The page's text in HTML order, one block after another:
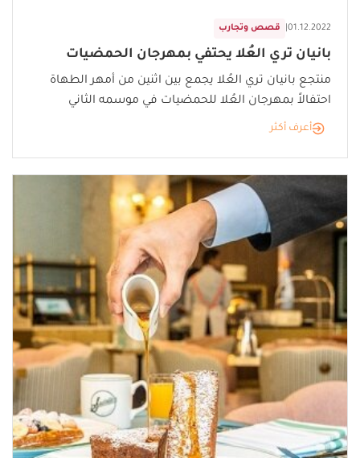
قصص وتجارب 01.12.2022
بانيان تري العُلا يحتفي بمهرجان الحمضيات
منتجع بانيان تري العُلا يجمع بين اثنين من أمهر الطهاة
احتفالاً بمهرجان العُلا للحمضيات في موسمه الثاني
أعرف أكثر